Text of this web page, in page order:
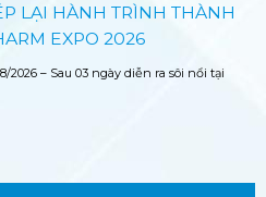
LẠI HÀNH TRÌNH THÀNH
EXPO 2026
2026 – Sau 03 ngày diễn ra sôi nổi tại